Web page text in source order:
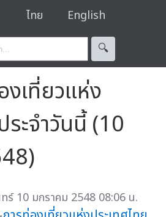
ไทย English
🔍︎
เที่ยวแห่ง
ระจำวันนี้ (10
ร์ 10 มกราคม 2548 08:06 น.